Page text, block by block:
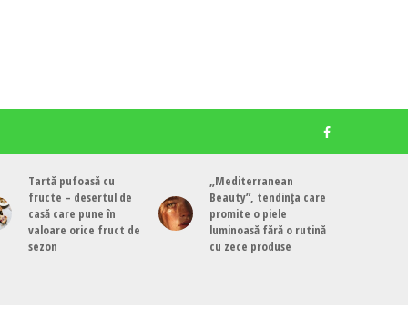
Tartă pufoasă cu
fructe – desertul de
casă care pune în
valoare orice fruct de
sezon
„Mediterranean
Beauty”, tendința care
promite o piele
luminoasă fără o rutină
cu zece produse